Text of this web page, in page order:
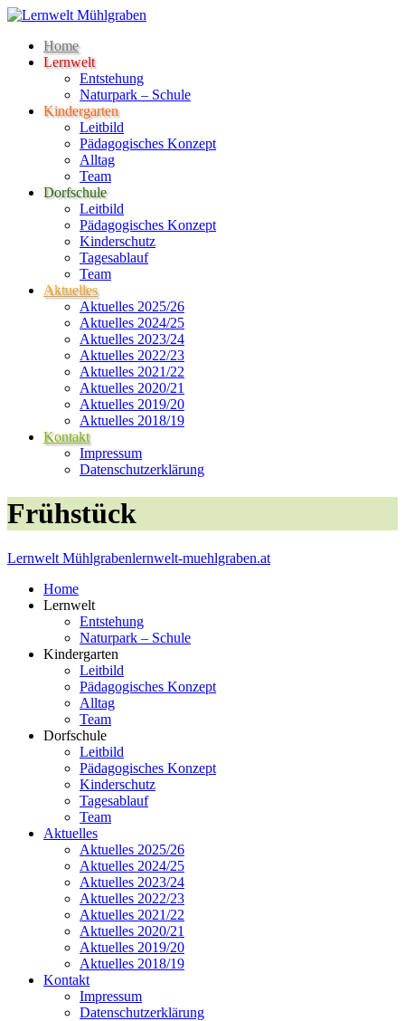
Home
Lernwelt
Entstehung
Naturpark – Schule
Kindergarten
Leitbild
Pädagogisches Konzept
Alltag
Team
Dorfschule
Leitbild
Pädagogisches Konzept
Kinderschutz
Tagesablauf
Team
Aktuelles
Aktuelles 2025/26
Aktuelles 2024/25
Aktuelles 2023/24
Aktuelles 2022/23
Aktuelles 2021/22
Aktuelles 2020/21
Aktuelles 2019/20
Aktuelles 2018/19
Kontakt
Impressum
Datenschutzerklärung
Frühstück
Lernwelt Mühlgrabenlernwelt-muehlgraben.at
Home
Lernwelt
Entstehung
Naturpark – Schule
Kindergarten
Leitbild
Pädagogisches Konzept
Alltag
Team
Dorfschule
Leitbild
Pädagogisches Konzept
Kinderschutz
Tagesablauf
Team
Aktuelles
Aktuelles 2025/26
Aktuelles 2024/25
Aktuelles 2023/24
Aktuelles 2022/23
Aktuelles 2021/22
Aktuelles 2020/21
Aktuelles 2019/20
Aktuelles 2018/19
Kontakt
Impressum
Datenschutzerklärung